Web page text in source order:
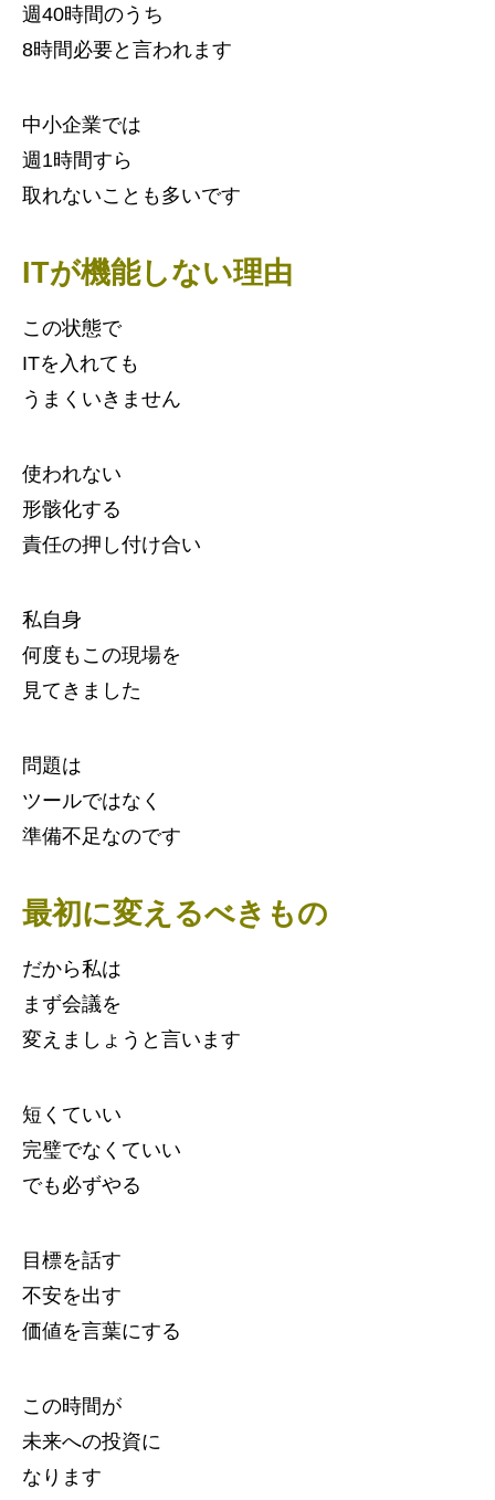
週40時間のうち
8時間必要と言われます
中小企業では
週1時間すら
取れないことも多いです
ITが機能しない理由
この状態で
ITを入れても
うまくいきません
使われない
形骸化する
責任の押し付け合い
私自身
何度もこの現場を
見てきました
問題は
ツールではなく
準備不足なのです
最初に変えるべきもの
だから私は
まず会議を
変えましょうと言います
短くていい
完璧でなくていい
でも必ずやる
目標を話す
不安を出す
価値を言葉にする
この時間が
未来への投資に
なります